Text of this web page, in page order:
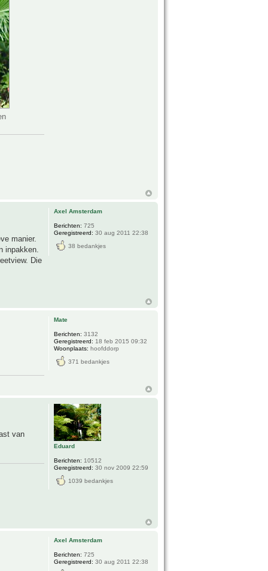
manier.
inpakken.
Die
Axel Amsterdam
Berichten: 725
Geregistreerd: 30 aug 2011 22:38
38 bedankjes
Mate
Berichten: 3132
Geregistreerd: 18 feb 2015 09:32
Woonplaats: hoofddorp
371 bedankjes
van
Eduard
Berichten: 10512
Geregistreerd: 30 nov 2009 22:59
1039 bedankjes
Axel Amsterdam
Berichten: 725
Geregistreerd: 30 aug 2011 22:38